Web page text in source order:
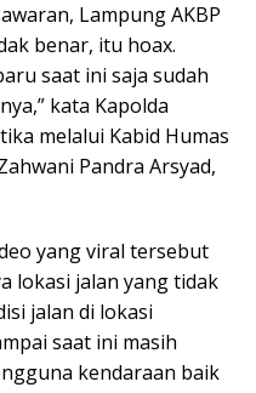
Lampung AKBP
benar, itu hoax.
saat ini saja sudah
kata Kapolda
melalui Kabid Humas
Pandra Arsyad,
yang viral tersebut
lokasi jalan yang tidak
jalan di lokasi
saat ini masih
kendaraan baik